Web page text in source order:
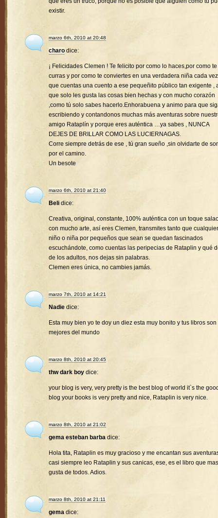
existir.
marzo 6th, 2010 at 20:48
charo dice:
¡ Felicidades Clemen ! Te felicito por como lo haces,por como
curras y por como te conviertes en una verdadera niña cada vez
que cuentas una cuento a ese pequeñito público tan exigente ,
que solo les gusta las cosas bien hechas y con mucho corazón
,como tú solo sabes hacerlo.Enhorabuena y animo para que
escribiendo y contandonos muchas más aventuras sobre
amigo Rataplín y porque eres auténtica …ya sabes , NUNCA
DEJES DE BRILLAR COMO LAS LUCIERNAGAS.
Corre siempre detrás de ese , tú gran sueño ,sin olvidarte de
por el camino.
Un besote
marzo 6th, 2010 at 21:40
Beli dice:
Creativa, original, constante, 100% auténtica con un toque
con mucho arte, así eres Clemen, transmites tanto que cualquier
niño o niña por pequeños que sean se quedan fascinados
escuchándote, como cuentas las peripecias de Rataplin y qué
de los adultos, nos dejas sin palabras.
Clemen eres única, no cambies jamás.
marzo 7th, 2010 at 14:21
Nadie dice:
Esta muy bien yo te doy un diez esta muy bonito y tus libros son
mejores del mundo
marzo 8th, 2010 at 20:45
thw dark boy dice:
your blog is very, very pretty is the best blog of world it`s the
blog your books is very pretty and nice, Rataplin is very nice.
marzo 8th, 2010 at 21:02
gema esteban barba dice:
Hola tita, Rataplin es muy gracioso y me encantan sus
casi siempre leo Rataplin y sus canicas, ese, es el libro que
gusta de todos. Adios.
marzo 8th, 2010 at 21:11
gema dice: